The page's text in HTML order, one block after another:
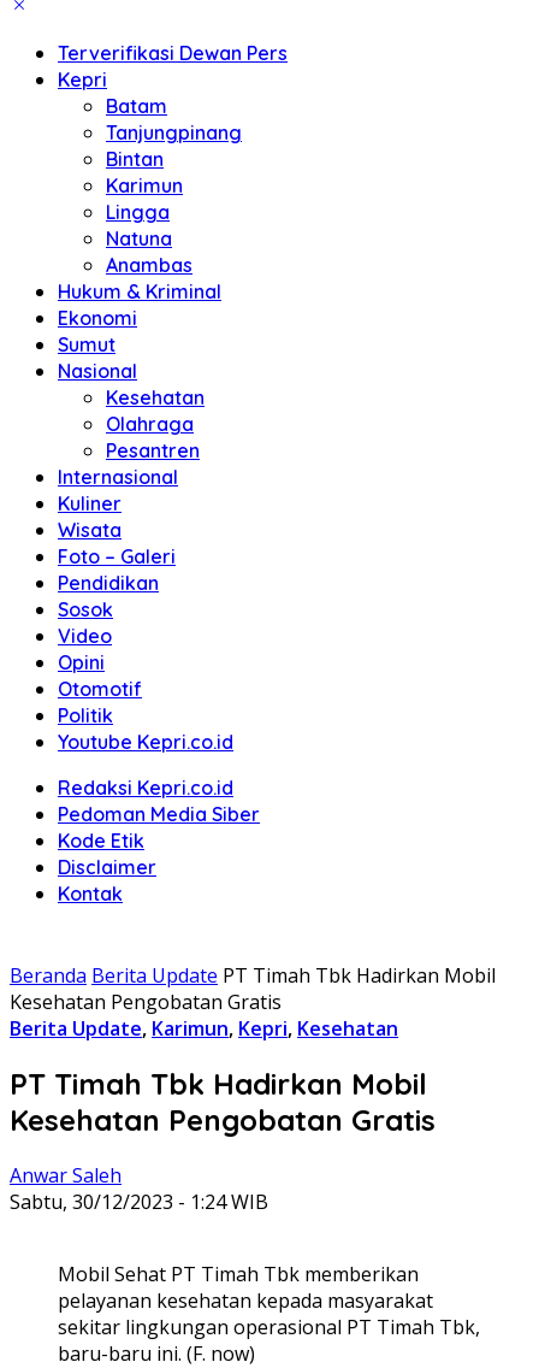
Terverifikasi Dewan Pers
Kepri
Batam
Tanjungpinang
Bintan
Karimun
Lingga
Natuna
Anambas
Hukum & Kriminal
Ekonomi
Sumut
Nasional
Kesehatan
Olahraga
Pesantren
Internasional
Kuliner
Wisata
Foto – Galeri
Pendidikan
Sosok
Video
Opini
Otomotif
Politik
Youtube Kepri.co.id
Redaksi Kepri.co.id
Pedoman Media Siber
Kode Etik
Disclaimer
Kontak
Beranda Berita Update PT Timah Tbk Hadirkan Mobil
Kesehatan Pengobatan Gratis
Berita Update, Karimun, Kepri, Kesehatan
PT Timah Tbk Hadirkan Mobil
Kesehatan Pengobatan Gratis
Anwar Saleh
Sabtu, 30/12/2023 - 1:24 WIB
Mobil Sehat PT Timah Tbk memberikan
pelayanan kesehatan kepada masyarakat
sekitar lingkungan operasional PT Timah Tbk,
baru-baru ini. (F. now)